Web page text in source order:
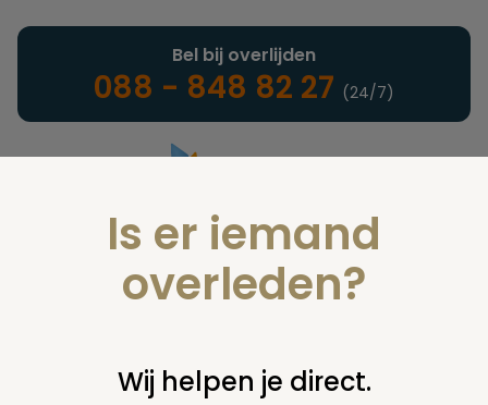
Landelijke uitvaartonderneming
Bel bij overlijden
088 - 848 82 27 (24/7)
Is er iemand
overleden?
Wij helpen je direct.